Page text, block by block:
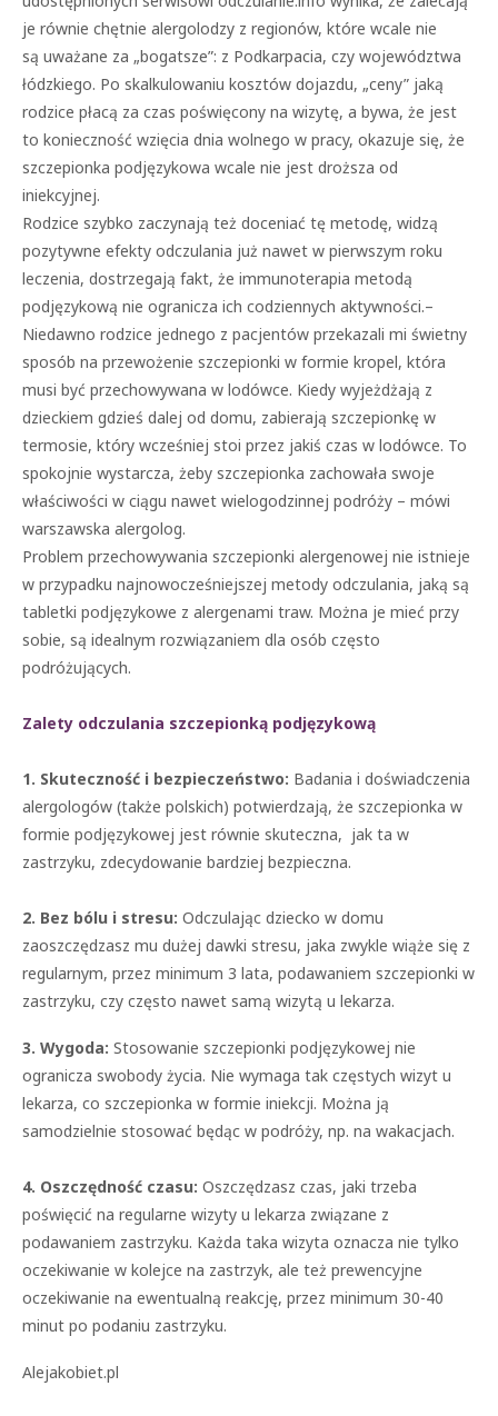
je równie chętnie alergolodzy z regionów, które wcale nie
są uważane za „bogatsze”: z Podkarpacia, czy województwa
łódzkiego. Po skalkulowaniu kosztów dojazdu, „ceny” jaką
rodzice płacą za czas poświęcony na wizytę, a bywa, że jest
to konieczność wzięcia dnia wolnego w pracy, okazuje się, że
szczepionka podjęzykowa wcale nie jest droższa od
iniekcyjnej.
Rodzice szybko zaczynają też doceniać tę metodę, widzą
pozytywne efekty odczulania już nawet w pierwszym roku
leczenia, dostrzegają fakt, że immunoterapia metodą
podjęzykową nie ogranicza ich codziennych aktywności.–
Niedawno rodzice jednego z pacjentów przekazali mi świetny
sposób na przewożenie szczepionki w formie kropel, która
musi być przechowywana w lodówce. Kiedy wyjeżdżają z
dzieckiem gdzieś dalej od domu, zabierają szczepionkę w
termosie, który wcześniej stoi przez jakiś czas w lodówce. To
spokojnie wystarcza, żeby szczepionka zachowała swoje
właściwości w ciągu nawet wielogodzinnej podróży – mówi
warszawska alergolog.
Problem przechowywania szczepionki alergenowej nie istnieje
w przypadku najnowocześniejszej metody odczulania, jaką są
tabletki podjęzykowe z alergenami traw. Można je mieć przy
sobie, są idealnym rozwiązaniem dla osób często
podróżujących.
Zalety odczulania szczepionką podjęzykową
1. Skuteczność i bezpieczeństwo: Badania i doświadczenia
alergologów (także polskich) potwierdzają, że szczepionka w
formie podjęzykowej jest równie skuteczna, jak ta w
zastrzyku, zdecydowanie bardziej bezpieczna.
2. Bez bólu i stresu: Odczulając dziecko w domu
zaoszczędzasz mu dużej dawki stresu, jaka zwykle wiąże się z
regularnym, przez minimum 3 lata, podawaniem szczepionki w
zastrzyku, czy często nawet samą wizytą u lekarza.
3. Wygoda: Stosowanie szczepionki podjęzykowej nie
ogranicza swobody życia. Nie wymaga tak częstych wizyt u
lekarza, co szczepionka w formie iniekcji. Można ją
samodzielnie stosować będąc w podróży, np. na wakacjach.
4. Oszczędność czasu: Oszczędzasz czas, jaki trzeba
poświęcić na regularne wizyty u lekarza związane z
podawaniem zastrzyku. Każda taka wizyta oznacza nie tylko
oczekiwanie w kolejce na zastrzyk, ale też prewencyjne
oczekiwanie na ewentualną reakcję, przez minimum 30-40
minut po podaniu zastrzyku.
Alejakobiet.pl